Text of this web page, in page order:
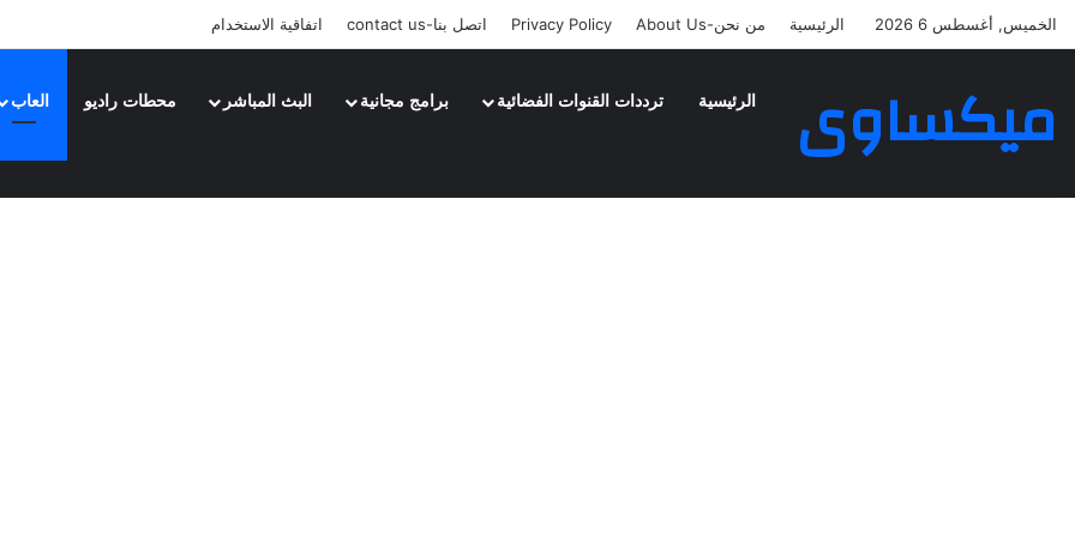
الخميس, أغسطس 6 2026 الرئيسية من نحن-About Us Privacy Policy اتصل بنا-contact us اتفاقية الاستخدام
ميكساوى الرئيسية ترددات القنوات الفضائية برامج مجانية البث المباشر محطات راديو العاب